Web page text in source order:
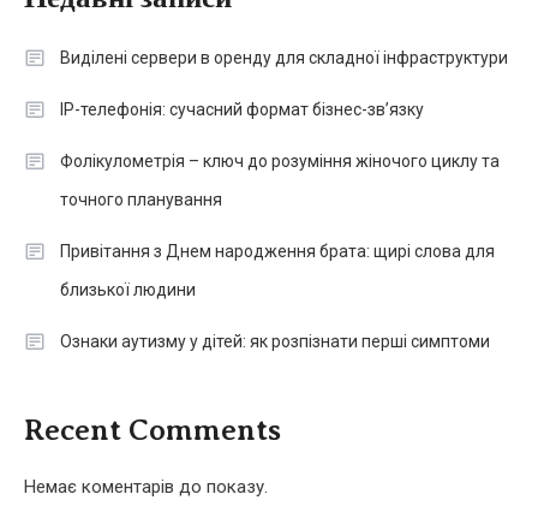
Виділені сервери в оренду для складної інфраструктури
IP-телефонія: сучасний формат бізнес-зв’язку
Фолікулометрія – ключ до розуміння жіночого циклу та
точного планування
Привітання з Днем народження брата: щирі слова для
близької людини
Ознаки аутизму у дітей: як розпізнати перші симптоми
Recent Comments
Немає коментарів до показу.